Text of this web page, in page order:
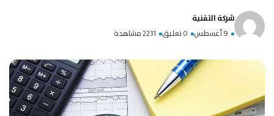
شركة التقنية
9 أغسطس 0 تعليق 2231 مشاهدة